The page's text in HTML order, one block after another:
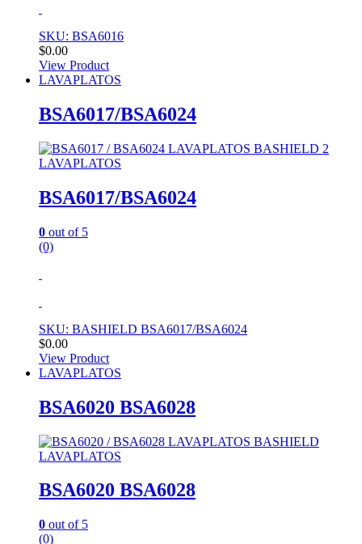
SKU: BSA6016
$0.00
View Product
LAVAPLATOS
BSA6017/BSA6024
LAVAPLATOS
BSA6017/BSA6024
0 out of 5
(0)
SKU: BASHIELD BSA6017/BSA6024
$0.00
View Product
LAVAPLATOS
BSA6020 BSA6028
LAVAPLATOS
BSA6020 BSA6028
0 out of 5
(0)